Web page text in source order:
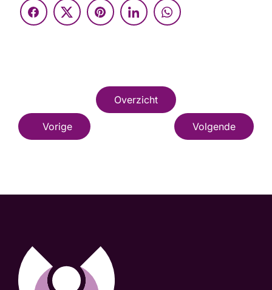
Overzicht
Vorige Volgende